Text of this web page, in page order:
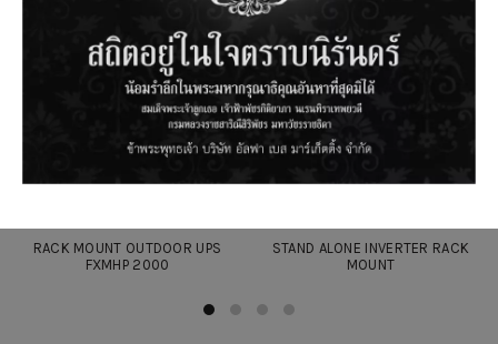
RACK MOUNT OUTDOOR UPS
FXMHP 2000
STAND ALONE INVERTER RACK
MOUNT